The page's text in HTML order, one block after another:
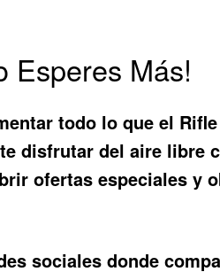
Esperes Más!
todo lo que el
disfrutar del aire
ofertas especiales y
sociales donde